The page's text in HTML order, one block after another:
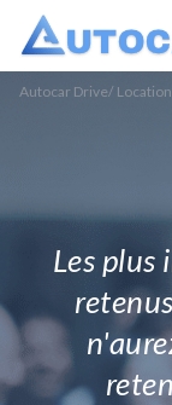
Autocar Drive/
Les